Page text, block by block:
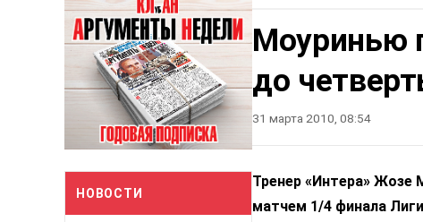
НОВОСТИ
Моуринью
до
31 марта 2010, 08:54
Тренер «Интера» Жозе
матчем 1/4 финала